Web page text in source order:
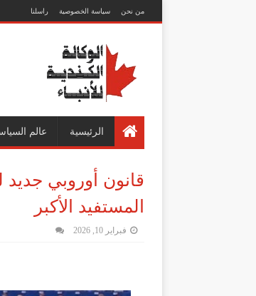
من نحن سياسة الخصوصية راسلنا
الرئيسية عالم
قانون أوروبي جديد
المستفيد الأكبر
فبراير 10, 2026